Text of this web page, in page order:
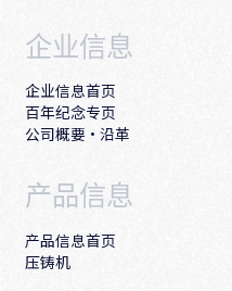
企业信息
企业信息首页
百年纪念专页
公司概要・沿革
产品信息
产品信息首页
压铸机